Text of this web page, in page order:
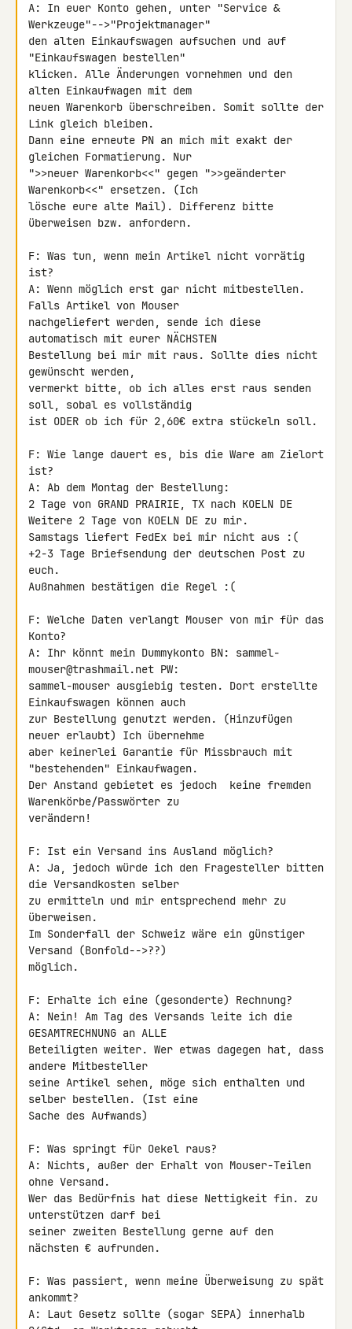
A: In euer Konto gehen, unter "Service &
Werkzeuge"-->"Projektmanager"
den alten Einkaufswagen aufsuchen und auf
"Einkaufswagen bestellen"
klicken. Alle Änderungen vornehmen und den
alten Einkaufwagen mit dem
neuen Warenkorb überschreiben. Somit sollte der
Link gleich bleiben.
Dann eine erneute PN an mich mit exakt der
gleichen Formatierung. Nur
">>neuer Warenkorb<<" gegen ">>geänderter
Warenkorb<<" ersetzen. (Ich
lösche eure alte Mail). Differenz bitte
überweisen bzw. anfordern.
F: Was tun, wenn mein Artikel nicht vorrätig
ist?
A: Wenn möglich erst gar nicht mitbestellen.
Falls Artikel von Mouser
nachgeliefert werden, sende ich diese
automatisch mit eurer NÄCHSTEN
Bestellung bei mir mit raus. Sollte dies nicht
gewünscht werden,
vermerkt bitte, ob ich alles erst raus senden
soll, sobal es vollständig
ist ODER ob ich für 2,60€ extra stückeln soll.
F: Wie lange dauert es, bis die Ware am Zielort
ist?
A: Ab dem Montag der Bestellung:
2 Tage von GRAND PRAIRIE, TX nach KOELN DE
Weitere 2 Tage von KOELN DE zu mir.
Samstags liefert FedEx bei mir nicht aus :(
+2-3 Tage Briefsendung der deutschen Post zu
euch.
Außnahmen bestätigen die Regel :(
F: Welche Daten verlangt Mouser von mir für das
Konto?
A: Ihr könnt mein Dummykonto BN: sammel-
mouser@trashmail.net PW:
sammel-mouser ausgiebig testen. Dort erstellte
Einkaufswagen können auch
zur Bestellung genutzt werden. (Hinzufügen
neuer erlaubt) Ich übernehme
aber keinerlei Garantie für Missbrauch mit
"bestehenden" Einkaufwagen.
Der Anstand gebietet es jedoch  keine fremden
Warenkörbe/Passwörter zu
verändern!
F: Ist ein Versand ins Ausland möglich?
A: Ja, jedoch würde ich den Fragesteller bitten
die Versandkosten selber
zu ermitteln und mir entsprechend mehr zu
überweisen.
Im Sonderfall der Schweiz wäre ein günstiger
Versand (Bonfold-->??)
möglich.
F: Erhalte ich eine (gesonderte) Rechnung?
A: Nein! Am Tag des Versands leite ich die
GESAMTRECHNUNG an ALLE
Beteiligten weiter. Wer etwas dagegen hat, dass
andere Mitbesteller
seine Artikel sehen, möge sich enthalten und
selber bestellen. (Ist eine
Sache des Aufwands)
F: Was springt für Oekel raus?
A: Nichts, außer der Erhalt von Mouser-Teilen
ohne Versand.
Wer das Bedürfnis hat diese Nettigkeit fin. zu
unterstützen darf bei
seiner zweiten Bestellung gerne auf den
nächsten € aufrunden.
F: Was passiert, wenn meine Überweisung zu spät
ankommt?
A: Laut Gesetz sollte (sogar SEPA) innerhalb